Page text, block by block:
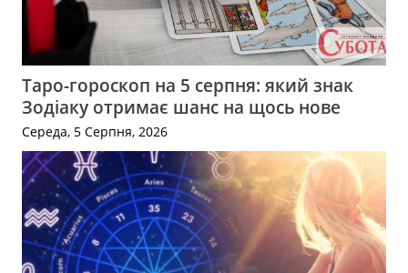
Таро-гороскоп на 5 серпня: який знак
Зодіаку отримає шанс на щось нове
Середа, 5 Серпня, 2026